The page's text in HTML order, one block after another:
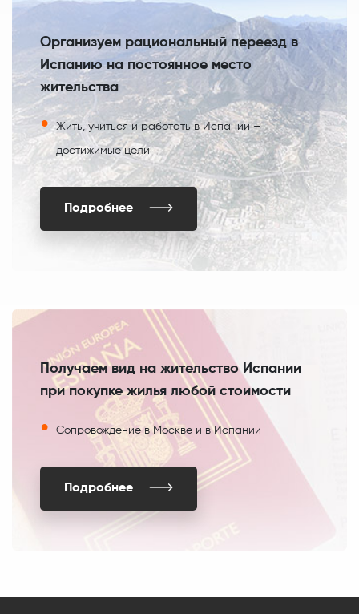
Организуем рациональный переезд в
Испанию на постоянное место
жительства
Жить, учиться и работать в Испании –
достижимые цели
Подробнее
Получаем вид на жительство Испании
при покупке жилья любой стоимости
Сопровождение в Москве и в Испании
Подробнее